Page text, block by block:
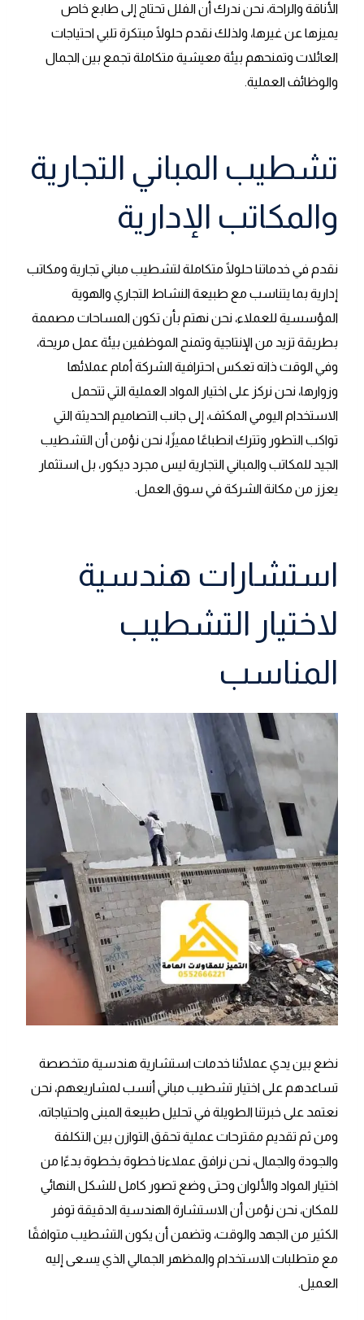
الأناقة والراحة، نحن ندرك أن الفلل تحتاج إلى طابع خاص
يميزها عن غيرها، ولذلك نقدم حلولًا مبتكرة تلبي احتياجات
العائلات وتمنحهم بيئة معيشية متكاملة تجمع بين الجمال
والوظائف العملية.
تشطيب المباني التجارية
والمكاتب الإدارية
نقدم في خدماتنا حلولًا متكاملة لتشطيب مباني تجارية ومكاتب
إدارية بما يتناسب مع طبيعة النشاط التجاري والهوية
المؤسسية للعملاء، نحن نهتم بأن تكون المساحات مصممة
بطريقة تزيد من الإنتاجية وتمنح الموظفين بيئة عمل مريحة،
وفي الوقت ذاته تعكس احترافية الشركة أمام عملائها
وزوارها، نحن نركز على اختيار المواد العملية التي تتحمل
الاستخدام اليومي المكثف، إلى جانب التصاميم الحديثة التي
تواكب التطور وتترك انطباعًا مميزًا، نحن نؤمن أن التشطيب
الجيد للمكاتب والمباني التجارية ليس مجرد ديكور، بل استثمار
يعزز من مكانة الشركة في سوق العمل.
استشارات هندسية
لاختيار التشطيب
المناسب
نضع بين يدي عملائنا خدمات استشارية هندسية متخصصة
تساعدهم على اختيار تشطيب مباني أنسب لمشاريعهم، نحن
نعتمد على خبرتنا الطويلة في تحليل طبيعة المبنى واحتياجاته،
ومن ثم تقديم مقترحات عملية تحقق التوازن بين التكلفة
والجودة والجمال، نحن نرافق عملاءنا خطوة بخطوة بدءًا من
اختيار المواد والألوان وحتى وضع تصور كامل للشكل النهائي
للمكان، نحن نؤمن أن الاستشارة الهندسية الدقيقة توفر
الكثير من الجهد والوقت، وتضمن أن يكون التشطيب متوافقًا
مع متطلبات الاستخدام والمظهر الجمالي الذي يسعى إليه
العميل.